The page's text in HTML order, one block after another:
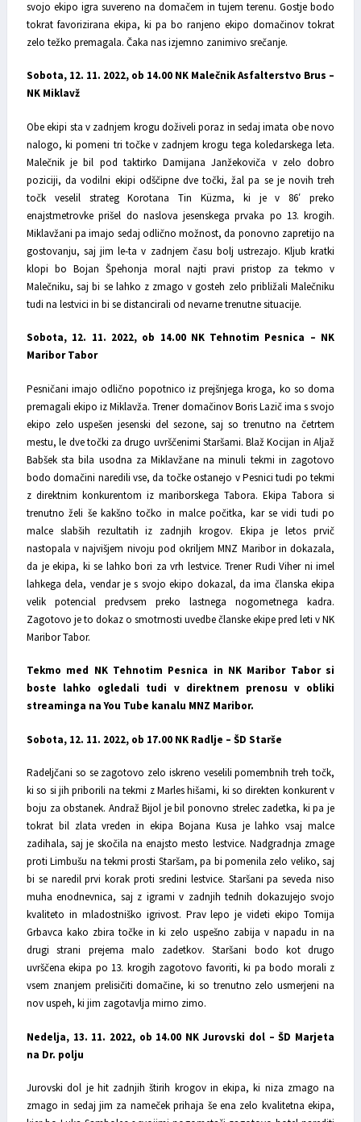
svojo ekipo igra suvereno na domačem in tujem terenu. Gostje bodo
tokrat favorizirana ekipa, ki pa bo ranjeno ekipo domačinov tokrat
zelo težko premagala. Čaka nas izjemno zanimivo srečanje.
Sobota, 12. 11. 2022, ob 14.00 NK Malečnik Asfalterstvo Brus –
NK Miklavž
Obe ekipi sta v zadnjem krogu doživeli poraz in sedaj imata obe novo
nalogo, ki pomeni tri točke v zadnjem krogu tega koledarskega leta.
Malečnik je bil pod taktirko Damijana Janžekoviča v zelo dobro
poziciji, da vodilni ekipi odščipne dve točki, žal pa se je novih treh
točk veselil strateg Korotana Tin Küzma, ki je v 86′ preko
enajstmetrovke prišel do naslova jesenskega prvaka po 13. krogih.
Miklavžani pa imajo sedaj odlično možnost, da ponovno zapretijo na
gostovanju, saj jim le-ta v zadnjem času bolj ustrezajo. Kljub kratki
klopi bo Bojan Špehonja moral najti pravi pristop za tekmo v
Malečniku, saj bi se lahko z zmago v gosteh zelo približali Malečniku
tudi na lestvici in bi se distancirali od nevarne trenutne situacije.
Sobota, 12. 11. 2022, ob 14.00 NK Tehnotim Pesnica – NK
Maribor Tabor
Pesničani imajo odlično popotnico iz prejšnjega kroga, ko so doma
premagali ekipo iz Miklavža. Trener domačinov Boris Lazič ima s svojo
ekipo zelo uspešen jesenski del sezone, saj so trenutno na četrtem
mestu, le dve točki za drugo uvrščenimi Staršami. Blaž Kocijan in Aljaž
Babšek sta bila usodna za Miklavžane na minuli tekmi in zagotovo
bodo domačini naredili vse, da točke ostanejo v Pesnici tudi po tekmi
z direktnim konkurentom iz mariborskega Tabora. Ekipa Tabora si
trenutno želi še kakšno točko in malce počitka, kar se vidi tudi po
malce slabših rezultatih iz zadnjih krogov. Ekipa je letos prvič
nastopala v najvišjem nivoju pod okriljem MNZ Maribor in dokazala,
da je ekipa, ki se lahko bori za vrh lestvice. Trener Rudi Viher ni imel
lahkega dela, vendar je s svojo ekipo dokazal, da ima članska ekipa
velik potencial predvsem preko lastnega nogometnega kadra.
Zagotovo je to dokaz o smotrnosti uvedbe članske ekipe pred leti v NK
Maribor Tabor.
Tekmo med NK Tehnotim Pesnica in NK Maribor Tabor si
boste lahko ogledali tudi v direktnem prenosu v obliki
streaminga na You Tube kanalu MNZ Maribor.
Sobota, 12. 11. 2022, ob 17.00 NK Radlje – ŠD Starše
Radeljčani so se zagotovo zelo iskreno veselili pomembnih treh točk,
ki so si jih priborili na tekmi z Marles hišami, ki so direkten konkurent v
boju za obstanek. Andraž Bijol je bil ponovno strelec zadetka, ki pa je
tokrat bil zlata vreden in ekipa Bojana Kusa je lahko vsaj malce
zadihala, saj je skočila na enajsto mesto lestvice. Nadgradnja zmage
proti Limbušu na tekmi prosti Staršam, pa bi pomenila zelo veliko, saj
bi se naredil prvi korak proti sredini lestvice. Staršani pa seveda niso
muha enodnevnica, saj z igrami v zadnjih tednih dokazujejo svojo
kvaliteto in mladostniško igrivost. Prav lepo je videti ekipo Tomija
Grbavca kako zbira točke in ki zelo uspešno zabija v napadu in na
drugi strani prejema malo zadetkov. Staršani bodo kot drugo
uvrščena ekipa po 13. krogih zagotovo favoriti, ki pa bodo morali z
vsem znanjem prelisičiti domačine, ki so trenutno zelo usmerjeni na
nov uspeh, ki jim zagotavlja mirno zimo.
Nedelja, 13. 11. 2022, ob 14.00 NK Jurovski dol – ŠD Marjeta
na Dr. polju
Jurovski dol je hit zadnjih štirih krogov in ekipa, ki niza zmago na
zmago in sedaj jim za nameček prihaja še ena zelo kvalitetna ekipa,